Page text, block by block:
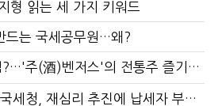
형 읽는 세 가지 키워드
드는 국세공무원…왜?
막걸리를 하이볼처럼?…'주(酒)벤저스'의 전통주 즐기는 법
심판원 결정 번복?…국세청, 재심리 추진에 납세자 부담 우려